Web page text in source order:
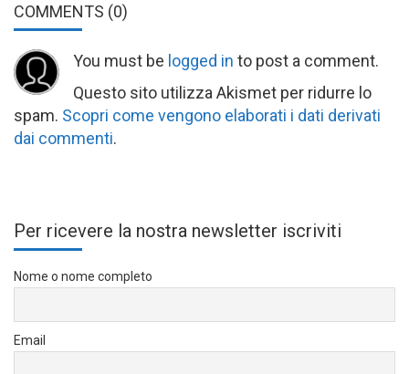
COMMENTS (0)
You must be logged in to post a comment.
Questo sito utilizza Akismet per ridurre lo
spam. Scopri come vengono elaborati i dati derivati
dai commenti.
Per ricevere la nostra newsletter iscriviti
Nome o nome completo
Email